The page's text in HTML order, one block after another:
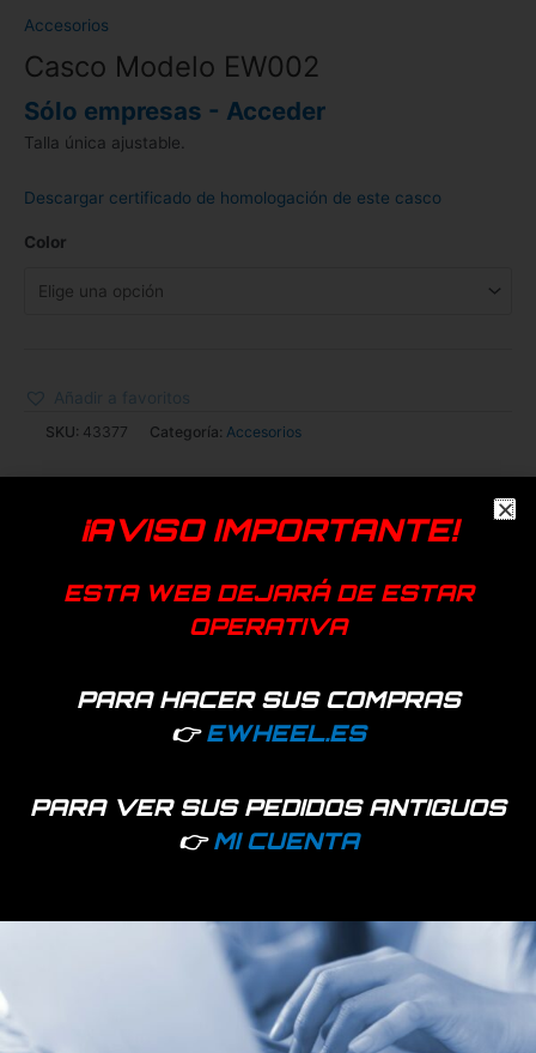
Accesorios
Casco Modelo EW002
Sólo empresas - Acceder
Talla única ajustable.
Descargar certificado de homologación de este casco
Color
Añadir a favoritos
SKU: 43377 Categoría: Accesorios
Información adicional
Color Blanco, Negro
Productos relacionados
Hay existencias
Luz de advertencia para
¡AVISO IMPORTANTE!
ESTA WEB DEJARÁ DE ESTAR
OPERATIVA
PARA HACER SUS COMPRAS
👉EWHEEL.ES
PARA VER SUS PEDIDOS ANTIGUOS
👉MI CUENTA